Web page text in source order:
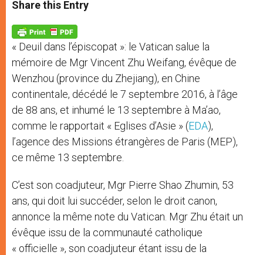
s
p
p
e
g
e
r
b
o
k
Share this Entry
« Deuil dans l’épiscopat »: le Vatican salue la
mémoire de Mgr Vincent Zhu Weifang, évêque de
Wenzhou (province du Zhejiang), en Chine
continentale, décédé le 7 septembre 2016, à l’âge
de 88 ans, et inhumé le 13 septembre à Ma’ao,
comme le rapportait « Eglises d’Asie » (EDA),
l’agence des Missions étrangères de Paris (MEP),
ce même 13 septembre.
C’est son coadjuteur, Mgr Pierre Shao Zhumin, 53
ans, qui doit lui succéder, selon le droit canon,
annonce la même note du Vatican. Mgr Zhu était un
évêque issu de la communauté catholique
« officielle », son coadjuteur étant issu de la